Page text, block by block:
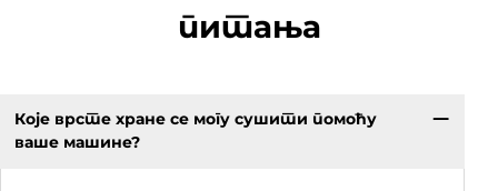
питања
Које врсте хране се могу сушити помоћу
ваше машине?